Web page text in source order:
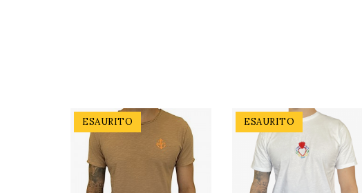
ESAURITO ESAURITO